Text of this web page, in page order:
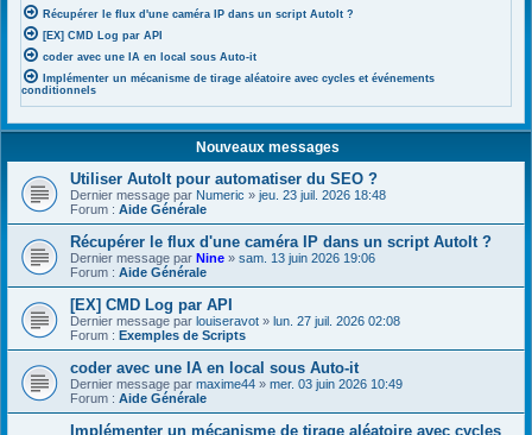
Récupérer le flux d'une caméra IP dans un script AutoIt ?
[EX] CMD Log par API
coder avec une IA en local sous Auto-it
Implémenter un mécanisme de tirage aléatoire avec cycles et événements
conditionnels
Nouveaux messages
Utiliser AutoIt pour automatiser du SEO ?
Dernier message par Numeric » jeu. 23 juil. 2026 18:48
Forum : Aide Générale
Récupérer le flux d'une caméra IP dans un script AutoIt ?
Dernier message par Nine » sam. 13 juin 2026 19:06
Forum : Aide Générale
[EX] CMD Log par API
Dernier message par louiseravot » lun. 27 juil. 2026 02:08
Forum : Exemples de Scripts
coder avec une IA en local sous Auto-it
Dernier message par maxime44 » mer. 03 juin 2026 10:49
Forum : Aide Générale
Implémenter un mécanisme de tirage aléatoire avec cycles